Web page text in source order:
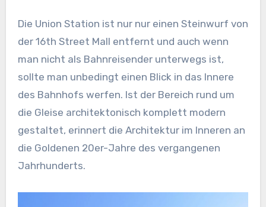
Die Union Station ist nur nur einen Steinwurf von
der 16th Street Mall entfernt und auch wenn
man nicht als Bahnreisender unterwegs ist,
sollte man unbedingt einen Blick in das Innere
des Bahnhofs werfen. Ist der Bereich rund um
die Gleise architektonisch komplett modern
gestaltet, erinnert die Architektur im Inneren an
die Goldenen 20er-Jahre des vergangenen
Jahrhunderts.